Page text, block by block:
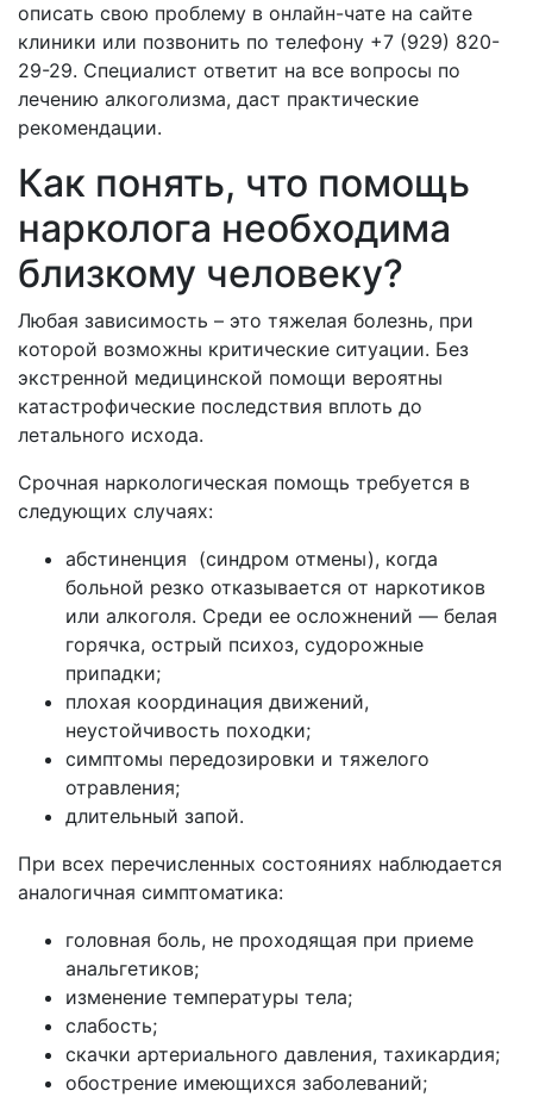
описать свою проблему в онлайн-чате на сайте
клиники или позвонить по телефону +7 (929) 820-
29-29. Специалист ответит на все вопросы по
лечению алкоголизма, даст практические
рекомендации.
Как понять, что помощь
нарколога необходима
близкому человеку?
Любая зависимость – это тяжелая болезнь, при
которой возможны критические ситуации. Без
экстренной медицинской помощи вероятны
катастрофические последствия вплоть до
летального исхода.
Срочная наркологическая помощь требуется в
следующих случаях:
абстиненция (синдром отмены), когда
больной резко отказывается от наркотиков
или алкоголя. Среди ее осложнений — белая
горячка, острый психоз, судорожные
припадки;
плохая координация движений,
неустойчивость походки;
симптомы передозировки и тяжелого
отравления;
длительный запой.
При всех перечисленных состояниях наблюдается
аналогичная симптоматика:
головная боль, не проходящая при приеме
анальгетиков;
изменение температуры тела;
слабость;
скачки артериального давления, тахикардия;
обострение имеющихся заболеваний;